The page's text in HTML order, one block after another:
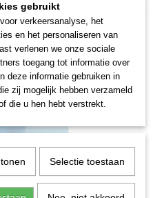
gebruikt
verkeersanalyse, het
en het personaliseren van
verlenen we onze sociale
toegang tot informatie over
deze informatie gebruiken in
zij mogelijk hebben verzameld
die u hen hebt verstrekt.
Selectie toestaan